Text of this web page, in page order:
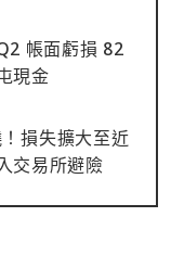
帳面虧損 82
現金
損失擴大至近
交易所避險